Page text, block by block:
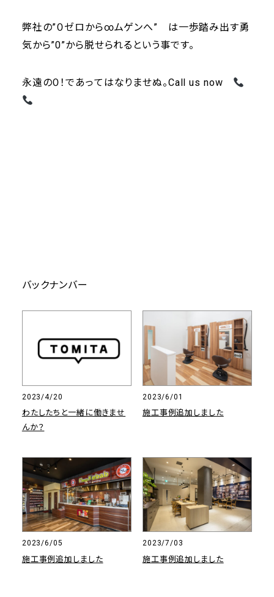
弊社の”０ゼロから∞ムゲンへ” は一歩踏み出す勇
気から”0”から脱せられるという事です。
永遠の０！であってはなりませぬ。Call us now
バックナンバー
2023/4/20
わたしたちと一緒に働きませ
んか？
2023/6/01
施工事例追加しました
2023/6/05
施工事例追加しました
2023/7/03
施工事例追加しました